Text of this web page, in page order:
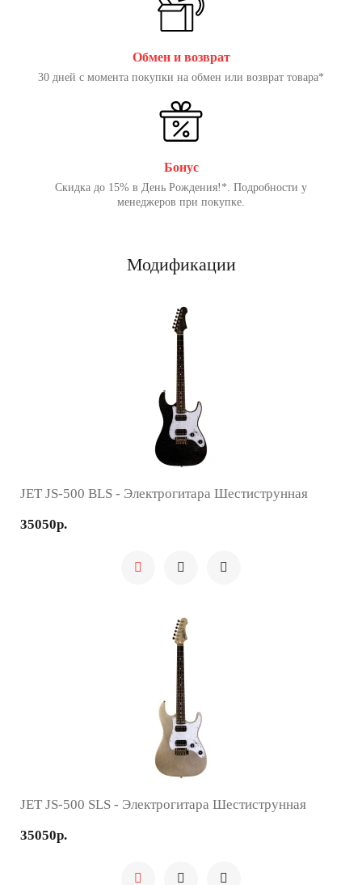
Обмен и возврат
30 дней с момента покупки на обмен или возврат товара*
Бонус
Скидка до 15% в День Рождения!*. Подробности у
менеджеров при покупке.
Модификации
JET JS-500 BLS - Электрогитара Шестиструнная
35050р.
JET JS-500 SLS - Электрогитара Шестиструнная
35050р.